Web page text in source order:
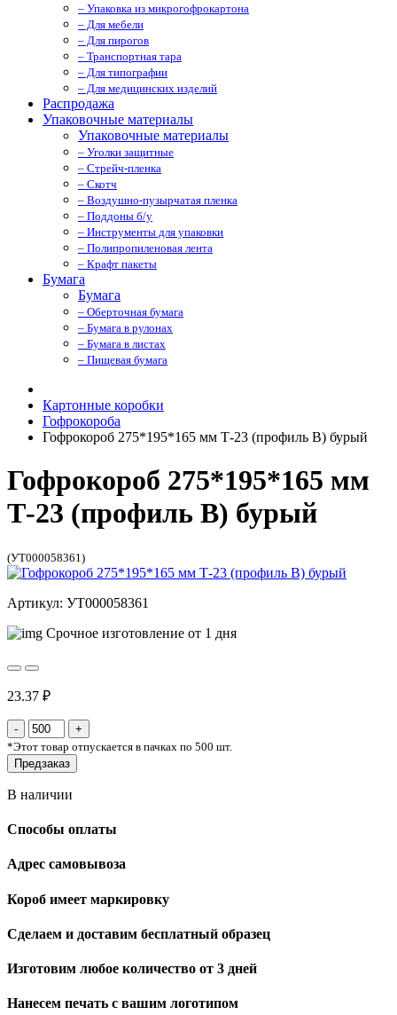
– Упаковка из микрогофрокартона
– Для мебели
– Для пирогов
– Транспортная тара
– Для типографии
– Для медицинских изделий
Распродажа
Упаковочные материалы
Упаковочные материалы
– Уголки защитные
– Стрейч-пленка
– Скотч
– Воздушно-пузырчатая пленка
– Поддоны б/у
– Инструменты для упаковки
– Полипропиленовая лента
– Крафт пакеты
Бумага
Бумага
– Оберточная бумага
– Бумага в рулонах
– Бумага в листах
– Пищевая бумага
Картонные коробки
Гофрокороба
Гофрокороб 275*195*165 мм Т-23 (профиль B) бурый
Гофрокороб 275*195*165 мм
Т-23 (профиль B) бурый
(УТ000058361)
Артикул: УТ000058361
Срочное изготовление от 1 дня
23.37 ₽
*Этот товар отпускается в пачках по 500 шт.
Предзаказ
В наличии
Способы оплаты
Адрес самовывоза
Короб имеет маркировку
Сделаем и доставим бесплатный образец
Изготовим любое количество от 3 дней
Нанесем печать с вашим логотипом